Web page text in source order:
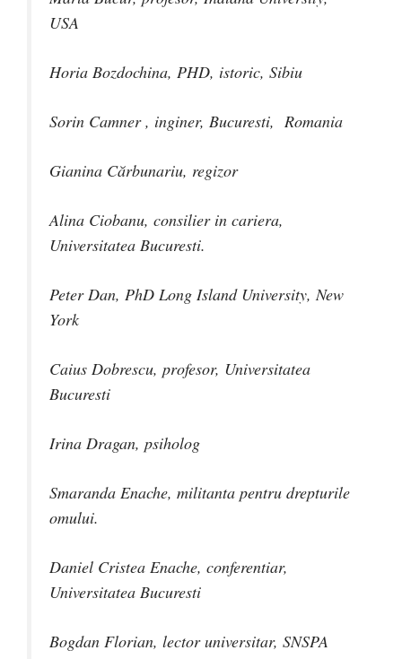
USA
Horia Bozdochina, PHD, istoric, Sibiu
Sorin Camner , inginer, Bucuresti, Romania
Gianina Cărbunariu, regizor
Alina Ciobanu, consilier in cariera,
Universitatea Bucuresti.
Peter Dan, PhD Long Island University, New
York
Caius Dobrescu, profesor, Universitatea
Bucuresti
Irina Dragan, psiholog
Smaranda Enache, militanta pentru drepturile
omului.
Daniel Cristea Enache, conferentiar,
Universitatea Bucuresti
Bogdan Florian, lector universitar, SNSPA